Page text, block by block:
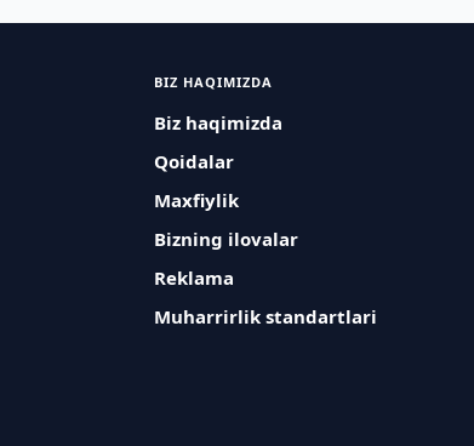
BIZ HAQIMIZDA
Biz haqimizda
Qoidalar
Maxfiylik
Bizning ilovalar
Reklama
Muharrirlik standartlari